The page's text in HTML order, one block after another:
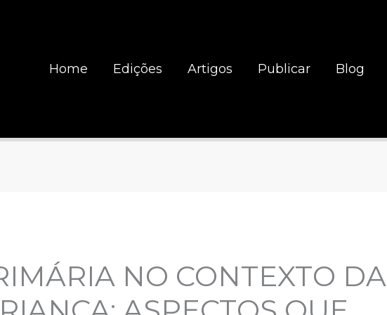
Home Edições Artigos Publicar Blog
NO CONTEXTO DA